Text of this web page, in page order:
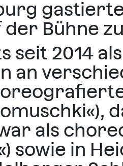
Bühne
seit 2014
an
als
sowie in